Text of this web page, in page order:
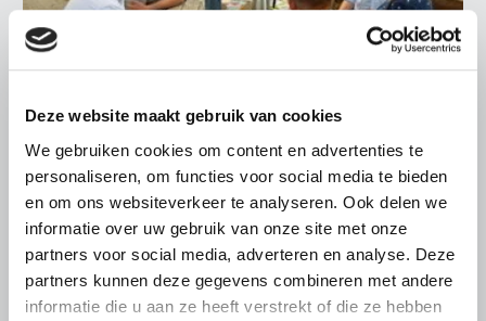
Deze website maakt gebruik van cookies
We gebruiken cookies om content en advertenties te
personaliseren, om functies voor social media te bieden
en om ons websiteverkeer te analyseren. Ook delen we
informatie over uw gebruik van onze site met onze
partners voor social media, adverteren en analyse. Deze
partners kunnen deze gegevens combineren met andere
informatie die u aan ze heeft verstrekt of die ze hebben
6 AUGUSTUS 2026
Kamerlid Goudzwaard (JA21)
bezoekt melkveehouderij in
Súdwest-Fryslân
LTO Nederland ontving gisteren Tweede Kamerlid
Maarten Goudzwaard (JA21) en beleidsmedewerker